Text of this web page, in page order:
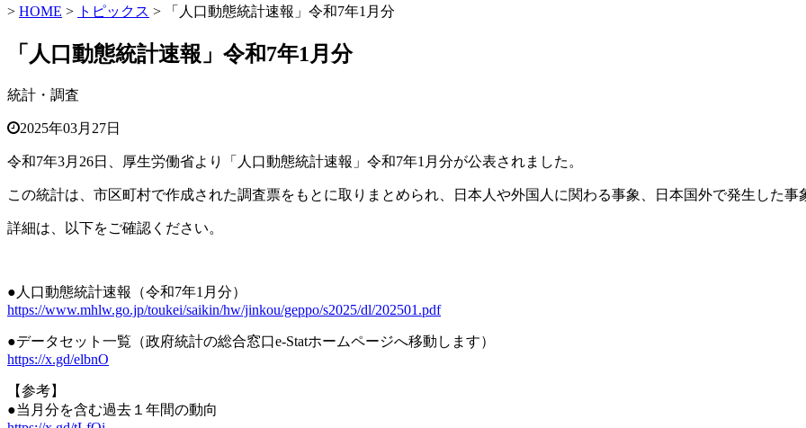
> HOME > トピックス > 「人口動態統計速報」令和7年1月分
「人口動態統計速報」令和7年1月分
統計・調査
2025年03月27日
令和7年3月26日、厚生労働省より「人口動態統計速報」令和7年1月分が公表されました。
この統計は、市区町村で作成された調査票をもとに取りまとめられ、日本人や外国人に関わる事象、日本国外で発生した事
詳細は、以下をご確認ください。
●人口動態統計速報（令和7年1月分）
https://www.mhlw.go.jp/toukei/saikin/hw/jinkou/geppo/s2025/dl/202501.pdf
●データセット一覧（政府統計の総合窓口e-Statホームページへ移動します）
https://x.gd/elbnO
【参考】
●当月分を含む過去１年間の動向